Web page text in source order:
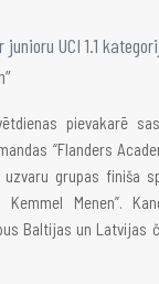
UCI 1.1
pievakarē
“Flanders
grupas finiša
Kemmel Menen”.
Baltijas un Latvijas